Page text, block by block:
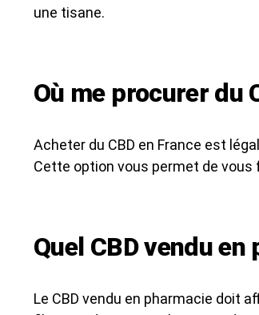
une tisane.
Où me procurer du
Acheter du CBD en France est
Cette option vous permet de vous
Quel CBD vendu en
Le CBD vendu en pharmacie doit